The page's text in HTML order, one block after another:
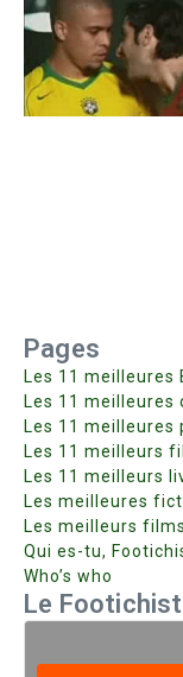
Pages
Les 11 meilleures
Les 11 meilleures
Les 11 meilleures
Les 11 meilleurs
Les 11 meilleurs
Les meilleures
Les meilleurs
Qui es-tu,
Who’s who
Le